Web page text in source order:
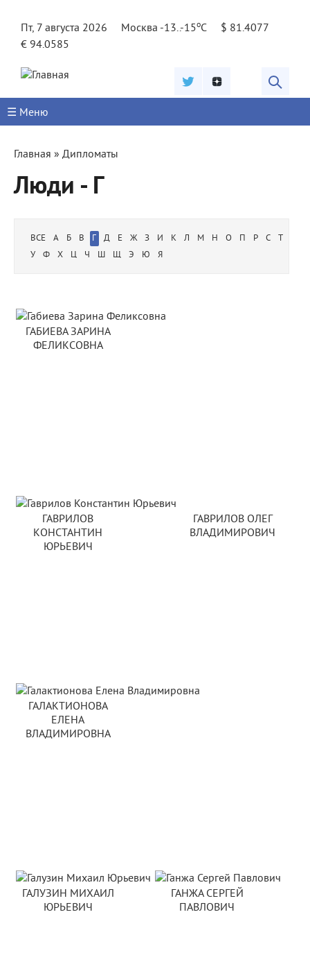
Пт, 7 августа 2026
Москва -13..-15oC
$ 81.4077
€ 94.0585
☰ Меню
Вы
здесь
Главная » Дипломаты
Люди - Г
ВСЕ А Б В Г Д Е Ж З И К Л М Н О П Р С
Т
У
Ф Х Ц Ч Ш Щ Э Ю Я
ГАБИЕВА ЗАРИНА
ФЕЛИКСОВНА
ГАВРИЛОВ
КОНСТАНТИН
ЮРЬЕВИЧ
ГАВРИЛОВ ОЛЕГ
ВЛАДИМИРОВИЧ
ГАЛАКТИОНОВА
ЕЛЕНА
ВЛАДИМИРОВНА
ГАЛУЗИН МИХАИЛ
ЮРЬЕВИЧ
ГАНЖА СЕРГЕЙ
ПАВЛОВИЧ
Страницы